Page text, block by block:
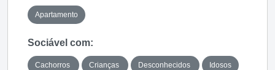
Apartamento
Sociável com:
Cachorros Crianças Desconhecidos Idosos